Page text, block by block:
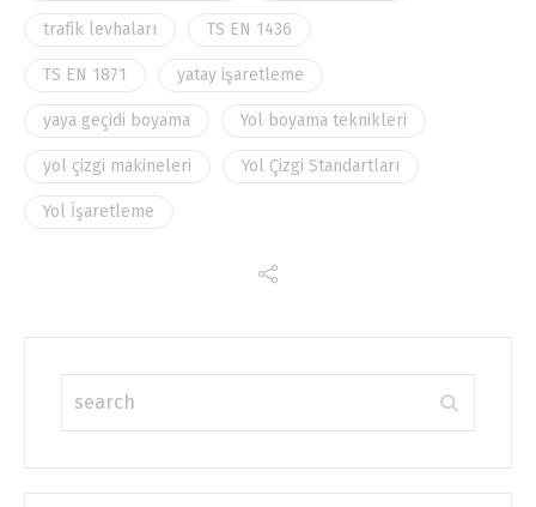
trafik levhaları TS EN 1436
TS EN 1871 yatay işaretleme
yaya geçidi boyama Yol boyama teknikleri
yol çizgi makineleri Yol Çizgi Standartları
Yol İşaretleme